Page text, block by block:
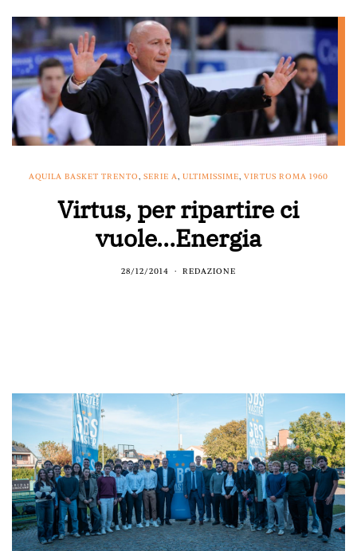
AQUILA BASKET TRENTO, SERIE A, ULTIMISSIME, VIRTUS ROMA 1960
Virtus, per ripartire ci
vuole…Energia
28/12/2014 REDAZIONE